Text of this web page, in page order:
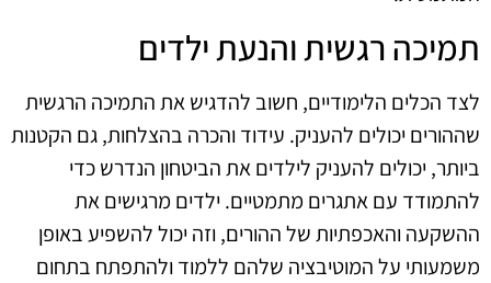
תמיכה רגשית והנעת ילדים
לצד הכלים הלימודיים, חשוב להדגיש את התמיכה הרגשית
שההורים יכולים להעניק. עידוד והכרה בהצלחות, גם הקטנות
ביותר, יכולים להעניק לילדים את הביטחון הנדרש כדי
להתמודד עם אתגרים מתמטיים. ילדים מרגישים את
ההשקעה והאכפתיות של ההורים, וזה יכול להשפיע באופן
משמעותי על המוטיבציה שלהם ללמוד ולהתפתח בתחום